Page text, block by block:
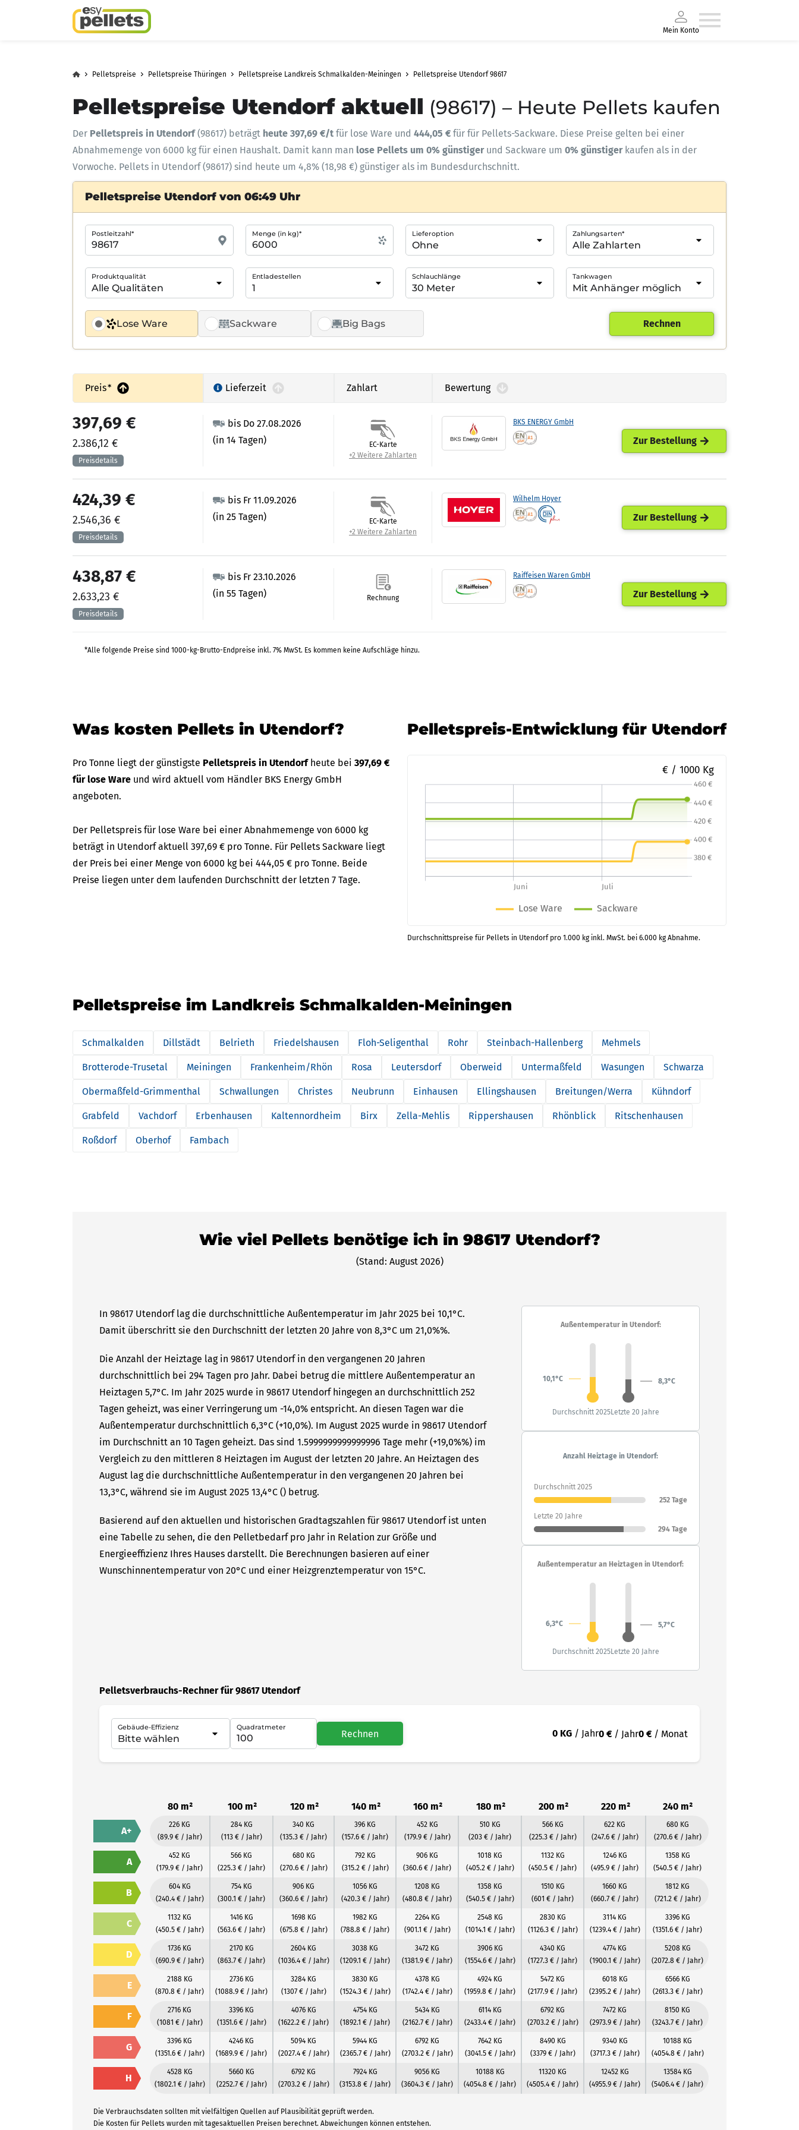
Mein Konto
Pelletspreise Pelletspreise Thüringen Pelletspreise Landkreis Schmalkalden-Meiningen Pelletspreise Utendorf 98617
Pelletspreise Utendorf aktuell (98617) – Heute Pellets kaufen
Der Pelletspreis in Utendorf(98617) beträgt heute 397,69 €/t für lose Ware und 444,05 € für für Pellets-Sackware. Diese Preise gelten bei einer
Abnahmemenge von 6000 kg für einen Haushalt. Damit kann man lose Pellets um 0% günstiger und Sackware um 0% günstigerkaufen als in der
Vorwoche. Pellets in Utendorf (98617) sind heute um 4,8% (18,98 €) günstiger als im Bundesdurchschnitt.
Pelletspreise Utendorf von 06:49 Uhr
Lose Ware Sackware Big Bags
Postleitzahl* Menge (in kg)* Lieferoption Zahlungsarten*
Produktqualität Entladestellen Schlauchlänge Tankwagen
Rechnen
Preis* Lieferzeit Zahlart Bewertung
BKS ENERGY GmbH
bis Do 27.08.2026
(in 14 Tagen)
397,69 €
2.386,12 €
EC-Karte
+2 Weitere Zahlarten
Zur Bestellung
Wilhelm Hoyer
bis Fr 11.09.2026
(in 25 Tagen)
424,39 €
2.546,36 €
EC-Karte
+2 Weitere Zahlarten
Zur Bestellung
Raiffeisen Waren GmbH
bis Fr 23.10.2026
(in 55 Tagen)
438,87 €
2.633,23 € Rechnung Zur Bestellung
*Alle folgende Preise sind 1000-kg-Brutto-Endpreise inkl. 7% MwSt. Es kommen keine Aufschläge hinzu.
Was kosten Pellets in Utendorf?
Pro Tonne liegt der günstigste Pelletspreis in Utendorf heute bei 397,69 €
für lose Ware und wird aktuell vom Händler BKS Energy GmbH
angeboten.
Der Pelletspreis für lose Ware bei einer Abnahmemenge von 6000 kg
beträgt in Utendorf aktuell 397,69 € pro Tonne. Für Pellets Sackware liegt
der Preis bei einer Menge von 6000 kg bei 444,05 € pro Tonne. Beide
Preise liegen unter dem laufenden Durchschnitt der letzten 7 Tage.
Pelletspreis-Entwicklung für Utendorf
€ / 1000 Kg
Durchschnittspreise für Pellets in Utendorf pro 1.000 kg inkl. MwSt. bei 6.000 kg Abnahme.
Pelletspreise im Landkreis Schmalkalden-Meiningen
Schmalkalden Dillstädt Belrieth Friedelshausen Floh-Seligenthal Rohr Steinbach-Hallenberg Mehmels
Brotterode-Trusetal Meiningen Frankenheim/Rhön Rosa Leutersdorf Oberweid Untermaßfeld Wasungen Schwarza
Obermaßfeld-Grimmenthal Schwallungen Christes Neubrunn Einhausen Ellingshausen Breitungen/Werra Kühndorf
Grabfeld Vachdorf Erbenhausen Kaltennordheim Birx Zella-Mehlis Rippershausen Rhönblick Ritschenhausen
Roßdorf Oberhof Fambach
Wie viel Pellets benötige ich in 98617 Utendorf?
(Stand: August 2026)
In 98617 Utendorf lag die durchschnittliche Außentemperatur im Jahr 2025 bei 10,1°C.
Damit überschritt sie den Durchschnitt der letzten 20 Jahre von 8,3°C um 21,0%%.
Die Anzahl der Heiztage lag in 98617 Utendorf in den vergangenen 20 Jahren
durchschnittlich bei 294 Tagen pro Jahr. Dabei betrug die mittlere Außentemperatur an
Heiztagen 5,7°C. Im Jahr 2025 wurde in 98617 Utendorf hingegen an durchschnittlich 252
Tagen geheizt, was einer Verringerung um -14,0% entspricht. An diesen Tagen war die
Außentemperatur durchschnittlich 6,3°C (+10,0%). Im August 2025 wurde in 98617 Utendorf
im Durchschnitt an 10 Tagen geheizt. Das sind 1.5999999999999996 Tage mehr (+19,0%%) im
Vergleich zu den mittleren 8 Heiztagen im August der letzten 20 Jahre. An Heiztagen des
August lag die durchschnittliche Außentemperatur in den vergangenen 20 Jahren bei
13,3°C, während sie im August 2025 13,4°C () betrug.
Basierend auf den aktuellen und historischen Gradtagszahlen für 98617 Utendorf ist unten
eine Tabelle zu sehen, die den Pelletbedarf pro Jahr in Relation zur Größe und
Energieeffizienz Ihres Hauses darstellt. Die Berechnungen basieren auf einer
Wunschinnentemperatur von 20°C und einer Heizgrenztemperatur von 15°C.
Außentemperatur in Utendorf:
10,1°C 8,3°C
Durchschnitt 2025Letzte 20 Jahre
Anzahl Heiztage in Utendorf:
Durchschnitt 2025
252 Tage
Letzte 20 Jahre
294 Tage
Außentemperatur an Heiztagen in Utendorf:
6,3°C 5,7°C
Durchschnitt 2025Letzte 20 Jahre
Pelletsverbrauchs-Rechner für 98617 Utendorf
Gebäude-Effizienz Quadratmeter
Rechnen 0 KG / Jahr0 € / Jahr0 € / Monat
80 m² 100 m² 120 m² 140 m² 160 m² 180 m² 200 m² 220 m² 240 m²
A+
226 KG
(89.9 € / Jahr)
284 KG
(113 € / Jahr)
340 KG
(135.3 € / Jahr)
396 KG
(157.6 € / Jahr)
452 KG
(179.9 € / Jahr)
510 KG
(203 € / Jahr)
566 KG
(225.3 € / Jahr)
622 KG
(247.6 € / Jahr)
680 KG
(270.6 € / Jahr)
A
452 KG
(179.9 € / Jahr)
566 KG
(225.3 € / Jahr)
680 KG
(270.6 € / Jahr)
792 KG
(315.2 € / Jahr)
906 KG
(360.6 € / Jahr)
1018 KG
(405.2 € / Jahr)
1132 KG
(450.5 € / Jahr)
1246 KG
(495.9 € / Jahr)
1358 KG
(540.5 € / Jahr)
B
604 KG
(240.4 € / Jahr)
754 KG
(300.1 € / Jahr)
906 KG
(360.6 € / Jahr)
1056 KG
(420.3 € / Jahr)
1208 KG
(480.8 € / Jahr)
1358 KG
(540.5 € / Jahr)
1510 KG
(601 € / Jahr)
1660 KG
(660.7 € / Jahr)
1812 KG
(721.2 € / Jahr)
C
1132 KG
(450.5 € / Jahr)
1416 KG
(563.6 € / Jahr)
1698 KG
(675.8 € / Jahr)
1982 KG
(788.8 € / Jahr)
2264 KG
(901.1 € / Jahr)
2548 KG
(1014.1 € / Jahr)
2830 KG
(1126.3 € / Jahr)
3114 KG
(1239.4 € / Jahr)
3396 KG
(1351.6 € / Jahr)
D
1736 KG
(690.9 € / Jahr)
2170 KG
(863.7 € / Jahr)
2604 KG
(1036.4 € / Jahr)
3038 KG
(1209.1 € / Jahr)
3472 KG
(1381.9 € / Jahr)
3906 KG
(1554.6 € / Jahr)
4340 KG
(1727.3 € / Jahr)
4774 KG
(1900.1 € / Jahr)
5208 KG
(2072.8 € / Jahr)
E
2188 KG
(870.8 € / Jahr)
2736 KG
(1088.9 € / Jahr)
3284 KG
(1307 € / Jahr)
3830 KG
(1524.3 € / Jahr)
4378 KG
(1742.4 € / Jahr)
4924 KG
(1959.8 € / Jahr)
5472 KG
(2177.9 € / Jahr)
6018 KG
(2395.2 € / Jahr)
6566 KG
(2613.3 € / Jahr)
F
2716 KG
(1081 € / Jahr)
3396 KG
(1351.6 € / Jahr)
4076 KG
(1622.2 € / Jahr)
4754 KG
(1892.1 € / Jahr)
5434 KG
(2162.7 € / Jahr)
6114 KG
(2433.4 € / Jahr)
6792 KG
(2703.2 € / Jahr)
7472 KG
(2973.9 € / Jahr)
8150 KG
(3243.7 € / Jahr)
G
3396 KG
(1351.6 € / Jahr)
4246 KG
(1689.9 € / Jahr)
5094 KG
(2027.4 € / Jahr)
5944 KG
(2365.7 € / Jahr)
6792 KG
(2703.2 € / Jahr)
7642 KG
(3041.5 € / Jahr)
8490 KG
(3379 € / Jahr)
9340 KG
(3717.3 € / Jahr)
10188 KG
(4054.8 € / Jahr)
H
4528 KG
(1802.1 € / Jahr)
5660 KG
(2252.7 € / Jahr)
6792 KG
(2703.2 € / Jahr)
7924 KG
(3153.8 € / Jahr)
9056 KG
(3604.3 € / Jahr)
10188 KG
(4054.8 € / Jahr)
11320 KG
(4505.4 € / Jahr)
12452 KG
(4955.9 € / Jahr)
13584 KG
(5406.4 € / Jahr)
Die Verbrauchsdaten sollten mit vielfältigen Quellen auf Plausibilität geprüft werden.
Die Kosten für Pellets wurden mit tagesaktuellen Preisen berechnet. Abweichungen können entstehen.